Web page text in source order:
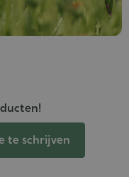
te schrijven